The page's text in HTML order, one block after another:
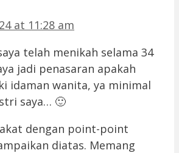
at 11:28 am
telah menikah selama 34
jadi penasaran apakah
idaman wanita, ya minimal
saya… 🙂
dengan point-point
diatas. Memang